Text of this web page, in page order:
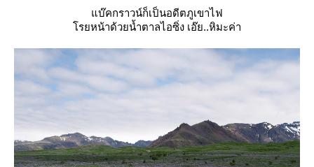
บ๊คกราวน์ก็เป็นอดีตภูเขาไฟ
รยหน้าด้วยน้ำตาลไอซิ่ง เอ๊ย..หิมะค่า